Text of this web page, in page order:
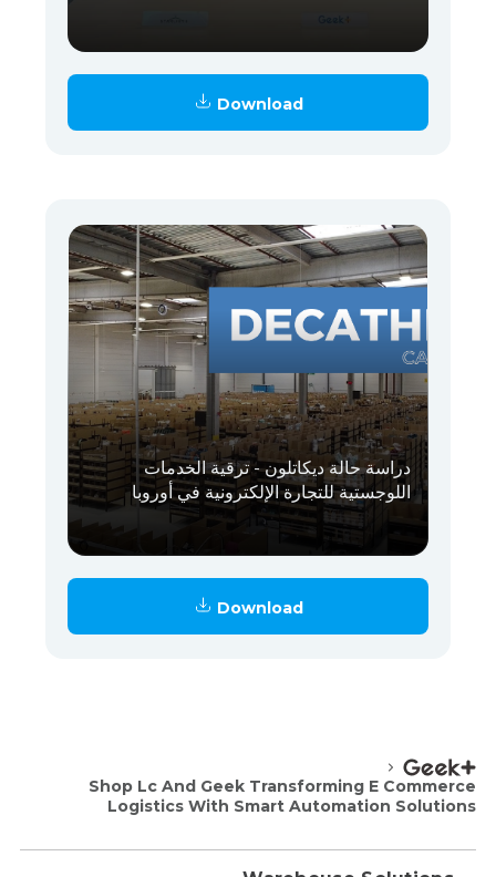
Download
دراسة حالة ديكاتلون - ترقية الخدمات
اللوجستية للتجارة الإلكترونية في أوروبا
Download
Shop Lc And Geek Transforming E Commerce
Logistics With Smart Automation Solutions